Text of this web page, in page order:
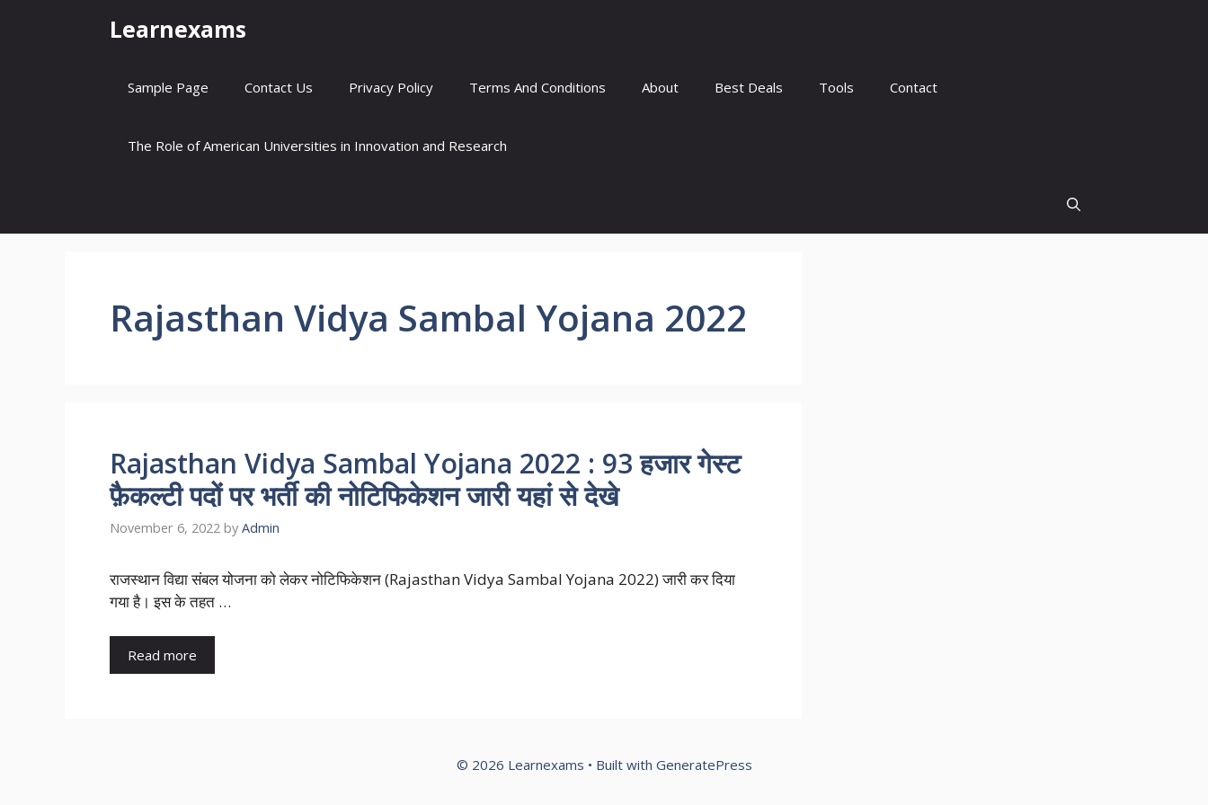
Learnexams
Sample Page Contact Us Privacy Policy Terms And Conditions About Best Deals Tools Contact
The Role of American Universities in Innovation and Research
Rajasthan Vidya Sambal Yojana 2022
Rajasthan Vidya Sambal Yojana 2022 : 93 हजार गेस्ट
फ़ैकल्टी पदों पर भर्ती की नोटिफिकेशन जारी यहां से देखे
November 6, 2022 by Admin
राजस्थान विद्या संबल योजना को लेकर नोटिफिकेशन (Rajasthan Vidya Sambal Yojana 2022) जारी कर दिया
गया है। इस के तहत …
Read more
© 2026 Learnexams • Built with GeneratePress